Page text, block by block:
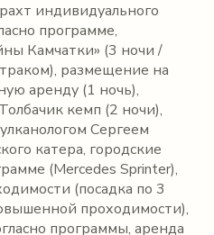
индивидуального
программе,
Камчатки» (3 ночи /
размещение на
аренду (1 ночь),
кемп (2 ночи),
Сергеем
катера, городские
(Mercedes Sprinter),
(посадка по 3
проходимости),
программы, аренда